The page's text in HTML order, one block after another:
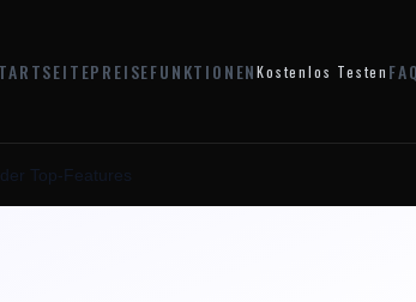
PREISEFUNKTIONENKostenlos Testen FAQ
Top-Features